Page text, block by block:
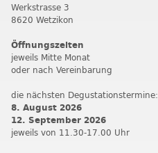
Werkstrasse 3
8620 Wetzikon
Öffnungszeiten
jeweils Mitte Monat
oder nach Vereinbarung
die nächsten Degustationstermine:
8. August 2026
12. September 2026
jeweils von 11.30-17.00 Uhr